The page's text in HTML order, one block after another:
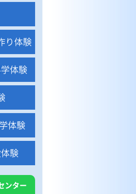
り体験
体験
体験
験
ンター